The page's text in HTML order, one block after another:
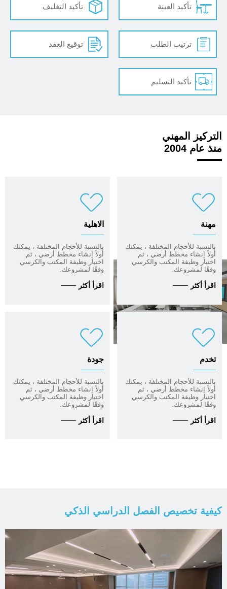
تأكيد العينة تأكيد التغليف
ترتيب الطلب توقيع العقد
تأكيد التسليم
التركيز المهني
منذ عام 2004
مهنة
بالنسبة للأحجام المختلفة ، يمكنك
أولاً إنشاء مخطط أرضي ، ثم
اختيار وظيفة المكتب والكرسي
وفقًا لمشروعك.
اقرأ أكثر
الاهلية
بالنسبة للأحجام المختلفة ، يمكنك
أولاً إنشاء مخطط أرضي ، ثم
اختيار وظيفة المكتب والكرسي
وفقًا لمشروعك.
اقرأ أكثر
تخدم
بالنسبة للأحجام المختلفة ، يمكنك
أولاً إنشاء مخطط أرضي ، ثم
اختيار وظيفة المكتب والكرسي
وفقًا لمشروعك.
اقرأ أكثر
جودة
بالنسبة للأحجام المختلفة ، يمكنك
أولاً إنشاء مخطط أرضي ، ثم
اختيار وظيفة المكتب والكرسي
وفقًا لمشروعك.
اقرأ أكثر
كيفية تخصيص الفصل الدراسي الذكي